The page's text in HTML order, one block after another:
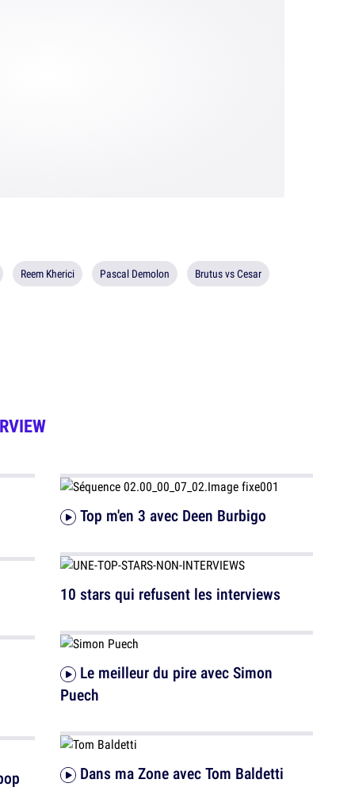
Reem Kherici Pascal Demolon Brutus vs Cesar
Top m'en 3 avec Deen Burbigo
10 stars qui refusent les interviews
Puech
Dans ma Zone avec Tom Baldetti